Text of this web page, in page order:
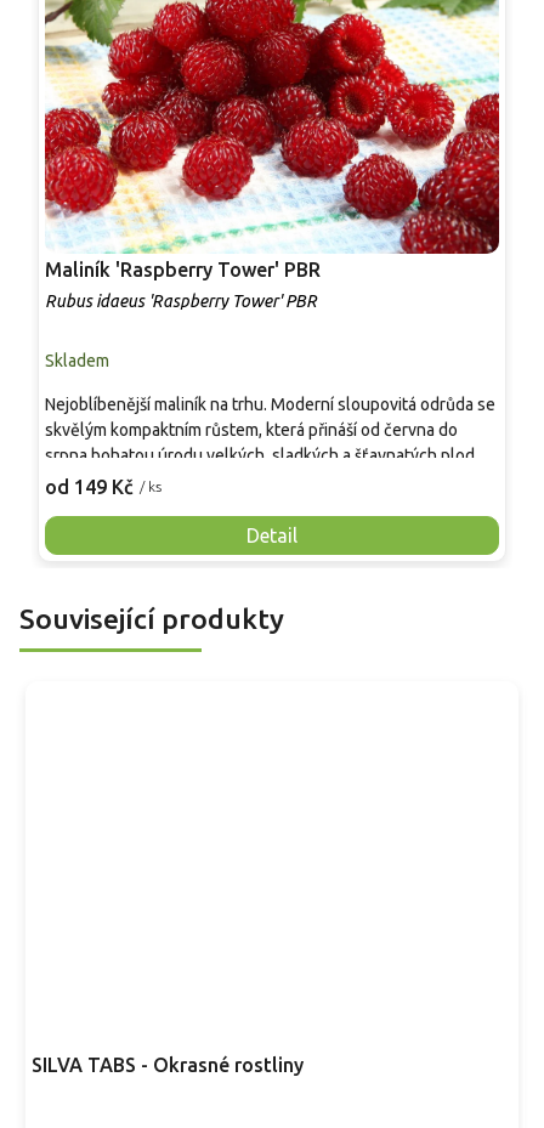
Maliník 'Raspberry Tower' PBR
Rubus idaeus 'Raspberry Tower' PBR
Skladem
od 149 Kč / ks
Detail
Nejoblíbenější maliník na trhu. Moderní sloupovitá odrůda se
skvělým kompaktním růstem, která přináší od června do
srpna bohatou úrodu velkých, sladkých a šťavnatých plodů.
Pevné vzpřímené výhony tvoří elegantní habitus bez
Mrazuvzdornost do −25 °C a spolehlivá vitalita z něj dělají
skvělou volbu pro každého pěstitele.
Související produkty
SILVA TABS - Okrasné rostliny